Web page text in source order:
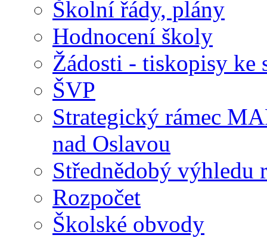
Školní řády, plány
Hodnocení školy
Žádosti - tiskopisy ke
ŠVP
Strategický rámec
nad Oslavou
Střednědobý výhledu
Rozpočet
Školské obvody